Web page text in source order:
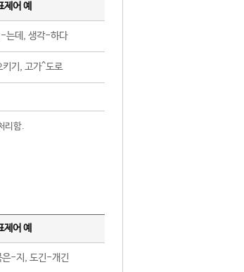
제어 예
는데, 생각-하다
키기, 고가^도로
리함.
제어 예
-지, 도긴-개긴